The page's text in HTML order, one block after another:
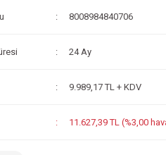
8008984840706
24 Ay
9.989,17 TL + KDV
11.627,39 TL (%3,00